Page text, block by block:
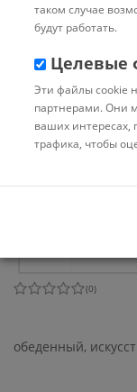
(0)
обеденный,
таком случае
будут работать.
Целевые
Эти файлы cookie
партнерами. Они
ваших интересах,
трафика, чтобы